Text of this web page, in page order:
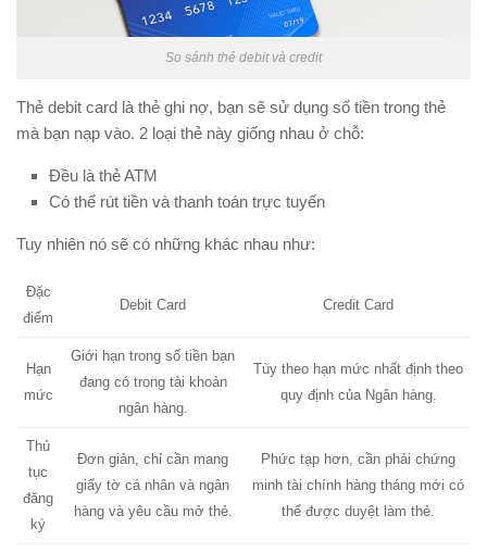
So sánh thẻ debit và credit
Thẻ debit card là thẻ ghi nợ, bạn sẽ sử dụng số tiền trong thẻ
mà bạn nạp vào. 2 loại thẻ này giống nhau ở chỗ:
Đều là thẻ ATM
Có thể rút tiền và thanh toán trực tuyến
Tuy nhiên nó sẽ có những khác nhau như:
Đặc
điểm
Debit Card Credit Card
Hạn
mức
Giới hạn trong số tiền bạn
đang có trong tài khoản
ngân hàng.
Tùy theo hạn mức nhất định theo
quy định của Ngân hàng.
Thủ
tục
đăng
ký
Đơn giản, chỉ cần mang
giấy tờ cá nhân và ngân
hàng và yêu cầu mở thẻ.
Phức tạp hơn, cần phải chứng
minh tài chính hàng tháng mới có
thể được duyệt làm thẻ.